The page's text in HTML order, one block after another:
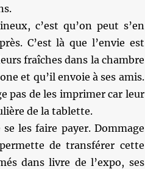
c’est qu’on peut s’en
C’est là que l’envie est
fraîches dans la chambre
et qu’il envoie à ses amis.
pas de les imprimer car leur
de la tablette.
les faire payer. Dommage
de transférer cette
dans livre de l’expo, ses